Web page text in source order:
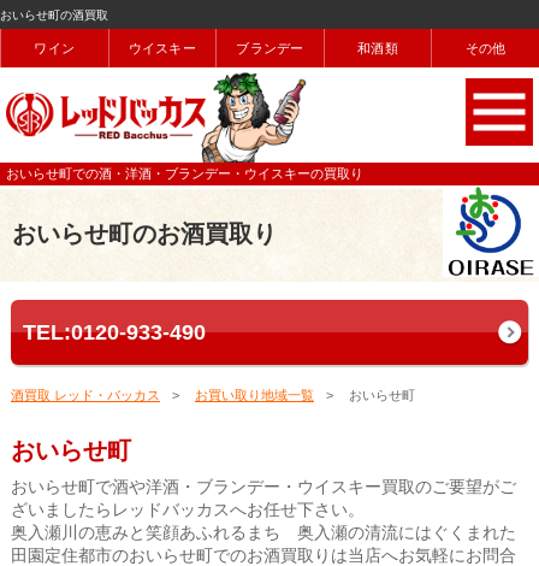
おいらせ町の酒買取
ワイン ウイスキー ブランデー 和酒類 その他
おいらせ町での酒・洋酒・ブランデー・ウイスキーの買取り
おいらせ町のお酒買取り
TEL:0120-933-490
酒買取 レッド・バッカス お買い取り地域一覧 おいらせ町
おいらせ町
おいらせ町で酒や洋酒・ブランデー・ウイスキー買取のご要望がご
ざいましたらレッドバッカスへお任せ下さい。
奥入瀬川の恵みと笑顔あふれるまち 奥入瀬の清流にはぐくまれた
田園定住都市のおいらせ町でのお酒買取りは当店へお気軽にお問合